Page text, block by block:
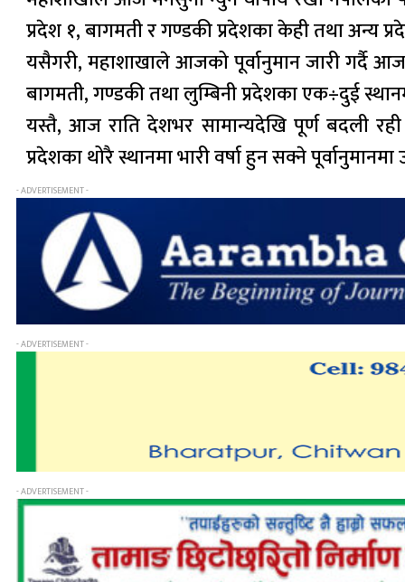
प्रदेश १, बागमती र गण्डकी प्रदेशका केही तथा अन्य
यसैगरी, महाशाखाले आजको पूर्वानुमान जारी गर्दै
बागमती, गण्डकी तथा लुम्बिनी प्रदेशका एक÷दुई
यस्तै, आज राति देशभर सामान्यदेखि पूर्ण बदली
प्रदेशका थोरै स्थानमा भारी वर्षा हुन सक्ने
- ADVERTISEMENT -
- ADVERTISEMENT -
- ADVERTISEMENT -